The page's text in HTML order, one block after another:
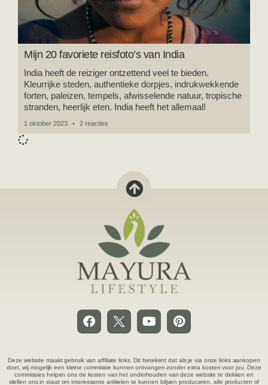
Mijn 20 favoriete reisfoto’s van India
India heeft de reiziger ontzettend veel te bieden.
Kleurrijke steden, authentieke dorpjes, indrukwekkende
forten, paleizen, tempels, afwisselende natuur, tropische
stranden, heerlijk eten. India heeft het allemaal!
1 oktober 2023 2 reacties
Deze website maakt gebruik van affiliate links. Dit betekent dat als je via onze links aankopen
doet, wij mogelijk een kleine commissie kunnen ontvangen zonder extra kosten voor jou. Deze
commissies helpen ons de kosten van het onderhouden van deze website te dekken en
stellen ons in staat om interessante artikelen te kunnen blijven produceren. alle producten of